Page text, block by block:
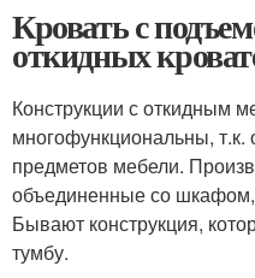
Кровать с
откидных
Конструкции с откидным
многофункциональны, т.к.
предметов мебели.
объединенные со
Бывают конструкция,
тумбу.